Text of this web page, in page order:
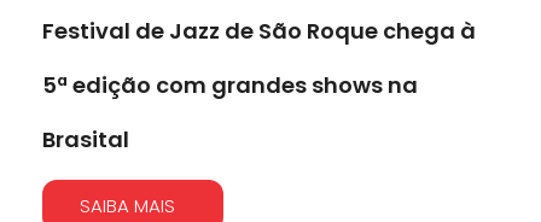
Festival de Jazz de São Roque chega à
5ª edição com grandes shows na
Brasital
SAIBA MAIS